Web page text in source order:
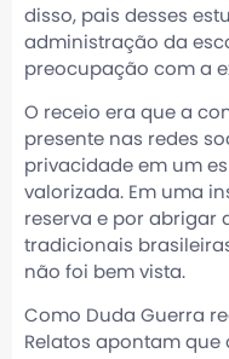
disso, pais desses
administração da
preocupação com a
O receio era que a
presente nas redes
privacidade em um
valorizada. Em uma
reserva e por abrigar
tradicionais
não foi bem vista.
Como Duda Guerra
Relatos apontam que